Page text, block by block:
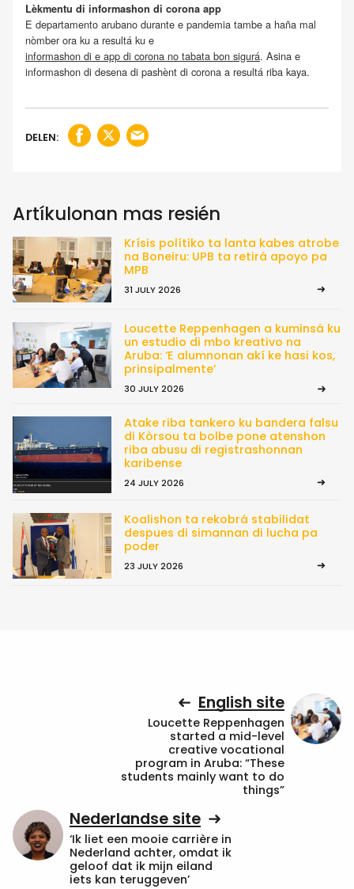
Lèkmentu di informashon di corona app
E departamento arubano durante e pandemia tambe a haña mal
nòmber ora ku a resultá ku e
informashon di e app di corona no tabata bon sigurá. Asina e
informashon di desena di pashènt di corona a resultá riba kaya.
DELEN:
Artíkulonan mas resién
Krísis polítiko ta lanta kabes atrobe
na Boneiru: UPB ta retirá apoyo pa
MPB
31 JULY 2026
Loucette Reppenhagen a kuminsá ku
un estudio di mbo kreativo na
Aruba: ‘E alumnonan akí ke hasi kos,
prinsipalmente’
30 JULY 2026
Atake riba tankero ku bandera falsu
di Kòrsou ta bolbe pone atenshon
riba abusu di registrashonnan
karibense
24 JULY 2026
Koalishon ta rekobrá stabilidat
despues di simannan di lucha pa
poder
23 JULY 2026
English site
Loucette Reppenhagen
started a mid-level
creative vocational
program in Aruba: “These
students mainly want to do
things”
Nederlandse site
‘Ik liet een mooie carrière in
Nederland achter, omdat ik
geloof dat ik mijn eiland
iets kan teruggeven’